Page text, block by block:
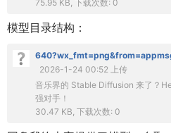
75.95 KB, 下载次数: 0
模型目录结构：
2026-1-24 00:52 上传
音乐界的 Stable Diffusion 来了？
强对手！
30.47 KB, 下载次数: 0